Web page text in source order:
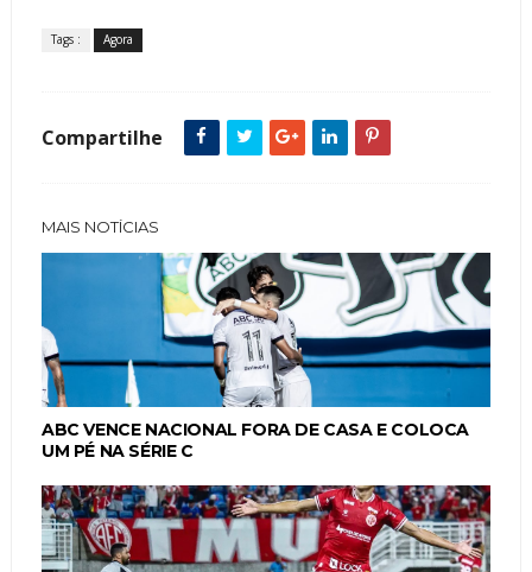
Tags : Agora
Compartilhe
MAIS NOTÍCIAS
ABC VENCE NACIONAL FORA DE CASA E COLOCA
UM PÉ NA SÉRIE C